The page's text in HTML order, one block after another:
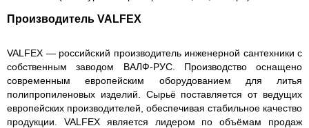
Производитель VALFEX
VALFEX — российский производитель инженерной сантехники с
собственным заводом ВАЛФ-РУС. Производство оснащено
современным европейским оборудованием для литья
полипропиленовых изделий. Сырьё поставляется от ведущих
европейских производителей, обеспечивая стабильное качество
продукции. VALFEX является лидером по объёмам продаж